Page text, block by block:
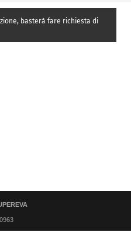
basterà fare richiesta di